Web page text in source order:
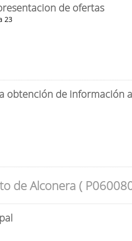
de ofertas
23
obtención de información
de Alconera (